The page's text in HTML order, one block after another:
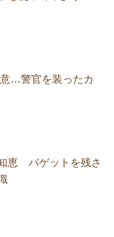
…警官を装ったカ
恵 バゲットを残さ